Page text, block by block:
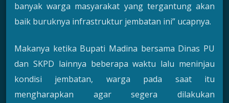
banyak warga masyarakat yang tergantung akan
baik buruknya infrastruktur jembatan ini” ucapnya.
Makanya ketika Bupati Madina bersama Dinas PU
dan SKPD lainnya beberapa waktu lalu meninjau
kondisi jembatan, warga pada saat itu
mengharapkan agar segera dilakukan